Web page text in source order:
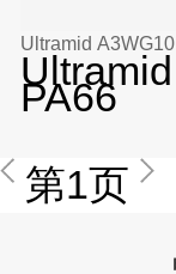
Ultramid
PA66
第1页